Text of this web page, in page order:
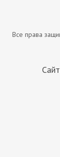
Все права